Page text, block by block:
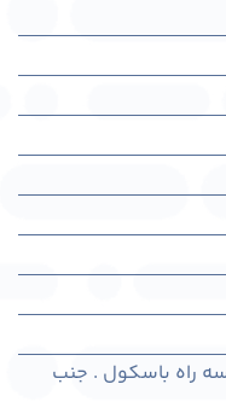
. سه راه باسکول . جنب